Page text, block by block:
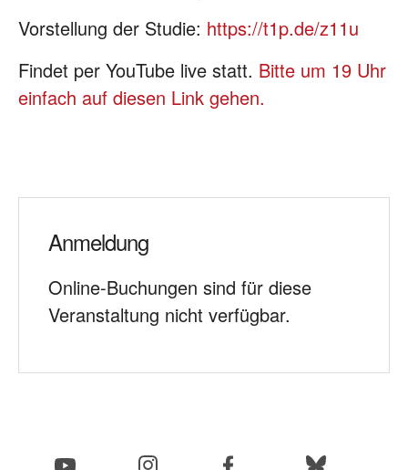
Vorstellung der Studie: https://t1p.de/z11u
Findet per YouTube live statt. Bitte um 19 Uhr
einfach auf diesen Link gehen.
Anmeldung
Online-Buchungen sind für diese
Veranstaltung nicht verfügbar.